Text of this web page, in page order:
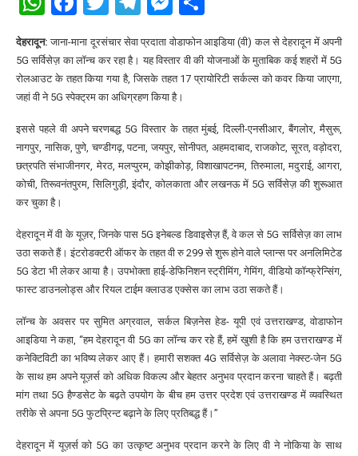
देहरादून: जाना-माना दूरसंचार सेवा प्रदाता वोडाफोन आइडिया (वी) कल से देहरादून में अपनी
5G सर्विसेज़ का लॉन्च कर रहा है। यह विस्तार वी की योजनाओं के मुताबिक कई शहरों में 5G
रोलआउट के तहत किया गया है, जिसके तहत 17 प्रायोरिटी सर्कल्स को कवर किया जाएगा,
जहां वी ने 5G स्पेक्ट्रम का अधिग्रहण किया है।
इससे पहले वी अपने चरणबद्ध 5G विस्तार के तहत मुंबई, दिल्ली-एनसीआर, बैंगलोर, मैसुरू,
नागपुर, नासिक, पुणे, चण्डीगढ़, पटना, जयपुर, सोनीपत, अहमदाबाद, राजकोट, सूरत, वड़ोदरा,
छत्रपति संभाजीनगर, मेरठ, मलप्पुरम, कोझीकोड़, विशाखापटनम, तिरुमाला, मदुराई, आगरा,
कोची, तिरूवनंतपुरम, सिलिगुड़ी, इंदौर, कोलकाता और लखनऊ में 5G सर्विसेज़ की शुरूआत
कर चुका है।
देहरादून में वी के यूज़र, जिनके पास 5G इनेबल्ड डिवाइसेेज़ हैं, वे कल से 5G सर्विसेज़ का लाभ
उठा सकते हैं। इंटरोडक्टरी ऑफर के तहत वी रु 299 से शुरू होने वाले प्लान्स पर अनलिमिटेड
5G डेटा भी लेकर आया है। उपभोक्ता हाई-डेफिनिशन स्ट्रीमिंग, गेमिंग, वीडियो कॉन्फ्रेन्सिंग,
फास्ट डाउनलोड्स और रियल टाईम क्लाउड एक्सेस का लाभ उठा सकते हैं।
लॉन्च के अवसर पर सुमित अग्रवाल, सर्कल बिज़नेस हेड- यूपी एवं उत्तराखण्ड, वोडाफोन
आइडिया ने कहा, ‘‘हम देहरादून वी 5G का लॉन्च कर रहे हैं, हमें खुशी है कि हम उत्तराखण्ड में
कनेक्टिविटी का भविष्य लेकर आए हैं। हमारी सशक्त 4G सर्विसेज़ के अलावा नेक्स्ट-जेन 5G
के साथ हम अपने यूज़र्स को अधिक विकल्प और बेहतर अनुभव प्रदान करना चाहते हैं। बढ़ती
मांग तथा 5G हैण्डसेट के बढ़ते उपयोग के बीच हम उत्तर प्रदेश एवं उत्तराखण्ड में व्यवस्थित
तरीके से अपना 5G फुटप्रिन्ट बढ़ाने के लिए प्रतिबद्ध हैं।’’
देहरादून में यूज़र्स को 5G का उत्कृष्ट अनुभव प्रदान करने के लिए वी ने नोकिया के साथ